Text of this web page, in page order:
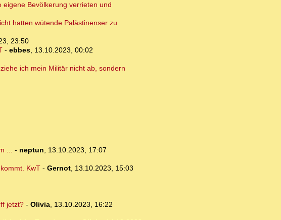
Bevölkerung verrieten und
hatten wütende Palästinenser zu
23:50
- ebbes, 13.10.2023, 00:02
ich mein Militär nicht ab, sondern
... - neptun, 13.10.2023, 17:07
KwT- Gernot, 13.10.2023, 15:03
jetzt?- Olivia, 13.10.2023, 16:22